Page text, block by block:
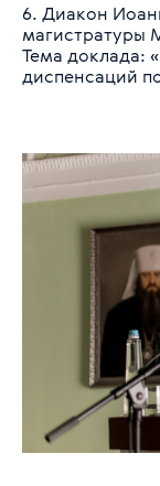
6. Диакон
магистратуры
Тема доклада:
диспенсаций